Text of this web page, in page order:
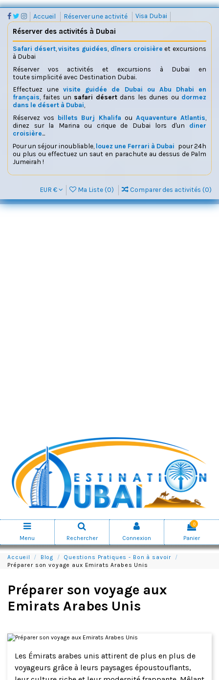
Accueil Réserver une activité Visa Dubai
Réserver des activités à Dubai
Safari désert,visites guidées, dîners croisière et excursions
à Dubai
Réserver vos activités et excursions à Dubai en
toute simplicité avec Destination Dubai.
Effectuez unevisite guidée de Dubai ou Abu Dhabi en
français, faites un safari désertdans les dunes ou dormez
dans le désert à Dubai,
Réservez vos billets Burj Khalifa ou Aquaventure Atlantis
dinez sur la Marina ou crique de Dubai lors d'un diner
croisière...
Pour un séjour inoubliable, louez une Ferrari à Dubai pour 24h
ou plus ou effectuez un saut en parachute au dessus de Palm
Jumeirah !
EUR € Ma Liste (0) Comparer des activités (0)
Menu Rechercher Connexion
0
Panier
Accueil Blog
Questions Pratiques - Bon à savoir
Préparer son voyage aux Emirats Arabes Unis
Préparer son voyage aux
Emirats Arabes Unis
Les Émirats arabes unis attirent de plus en plus de
voyageurs grâce à leurs paysages époustouflants,